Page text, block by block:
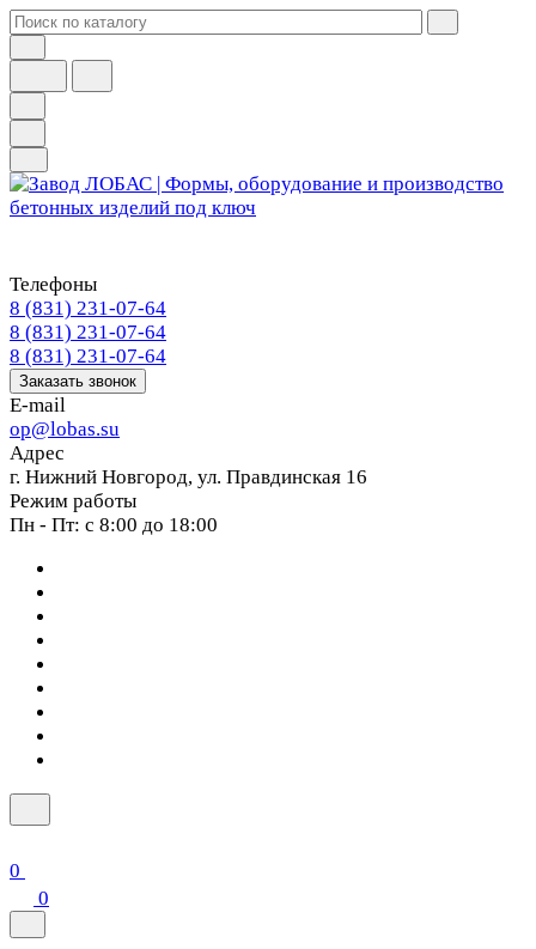
Телефоны
8 (831) 231-07-64
8 (831) 231-07-64
8 (831) 231-07-64
Заказать звонок
E-mail
op@lobas.su
Адрес
г. Нижний Новгород, ул. Правдинская 16
Режим работы
Пн - Пт: с 8:00 до 18:00
0
0